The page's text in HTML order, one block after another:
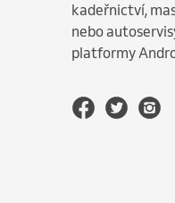
kadeřnictví,
nebo
platformy